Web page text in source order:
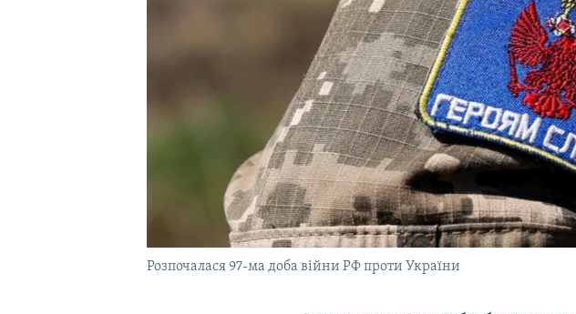
Розпочалася 97-ма доба війни РФ проти України